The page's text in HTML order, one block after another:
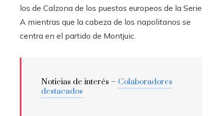
los de Calzona de los puestos europeos de la Serie
A mientras que la cabeza de los napolitanos se
centra en el partido de Montjuic.
Noticias de interés – Colaboradores
destacados